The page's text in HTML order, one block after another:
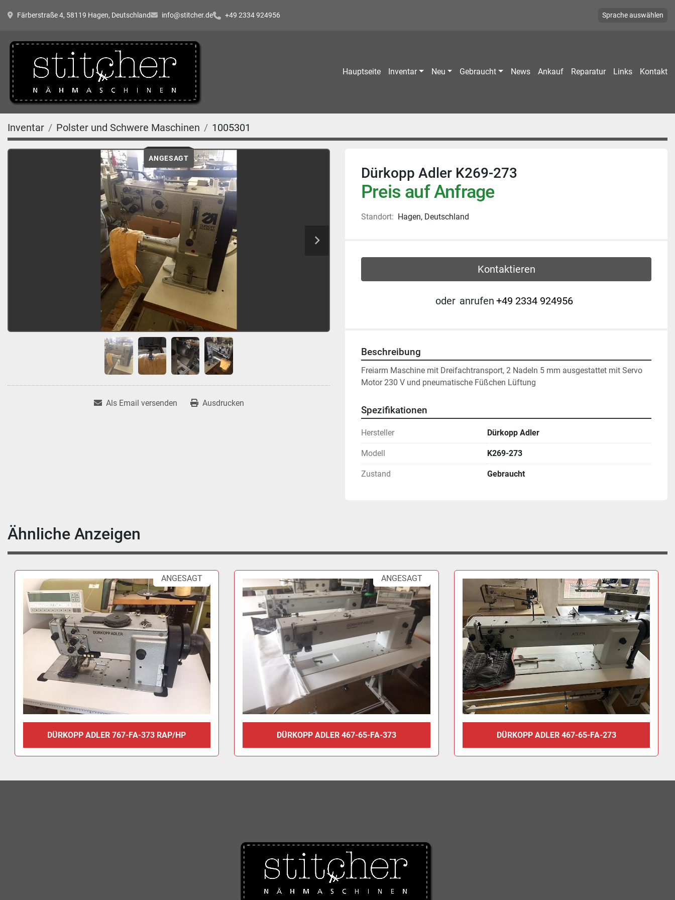
Färberstraße 4, 58119 Hagen, Deutschland info@stitcher.de +49 2334 924956 Sprache auswählen
Hauptseite Inventar Neu Gebraucht News Ankauf Reparatur Links Kontakt
Inventar Polster und Schwere Maschinen 1005301
ANGESAGT
Als Email versenden Ausdrucken
Dürkopp Adler K269-273
Preis auf Anfrage
Standort: Hagen, Deutschland
Kontaktieren
oder anrufen +49 2334 924956
Beschreibung
Freiarm Maschine mit Dreifachtransport, 2 Nadeln 5 mm ausgestattet mit Servo
Motor 230 V und pneumatische Füßchen Lüftung
Spezifikationen
Hersteller Dürkopp Adler
Modell K269-273
Zustand Gebraucht
Ähnliche Anzeigen
ANGESAGT
DÜRKOPP ADLER 767-FA-373 RAP/HP
ANGESAGT
DÜRKOPP ADLER 467-65-FA-373 DÜRKOPP ADLER 467-65-FA-273